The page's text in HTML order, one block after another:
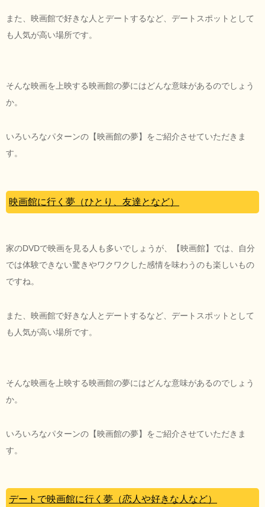
また、映画館で好きな人とデートするなど、デートスポットとして
も人気が高い場所です。
そんな映画を上映する映画館の夢にはどんな意味があるのでしょう
か。
いろいろなパターンの【映画館の夢】をご紹介させていただきま
す。
映画館に行く夢（ひとり、友達となど）
家のDVDで映画を見る人も多いでしょうが、【映画館】では、自分
では体験できない驚きやワクワクした感情を味わうのも楽しいもの
ですね。
また、映画館で好きな人とデートするなど、デートスポットとして
も人気が高い場所です。
そんな映画を上映する映画館の夢にはどんな意味があるのでしょう
か。
いろいろなパターンの【映画館の夢】をご紹介させていただきま
す。
デートで映画館に行く夢（恋人や好きな人など）